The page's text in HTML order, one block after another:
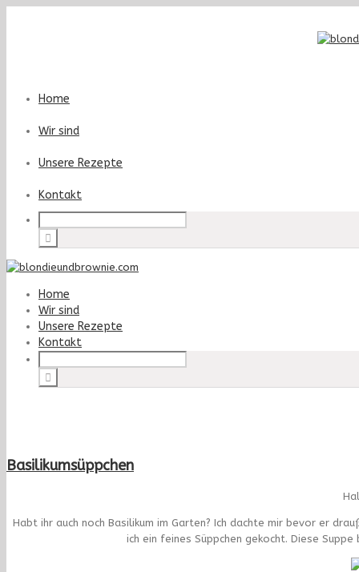
Home
Wir sind
Unsere Rezepte
Kontakt
Home
Wir sind
Unsere Rezepte
Kontakt
Basilikumsüppchen
Habt ihr auch noch Basilikum im Garten? Ich dachte mir bevor er
ich ein feines Süppchen gekocht. Diese